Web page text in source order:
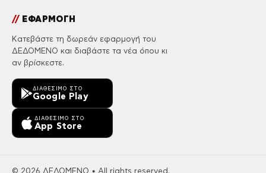
//ΕΦΑΡΜΟΓΗ
Κατεβάστε τη δωρεάν εφαρμογή του
ΔΕΔΟΜΕΝΟ και διαβάστε τα νέα όπου κι
αν βρίσκεστε.
ΔΙΑΘΈΣΙΜΟ ΣΤΟ
Google Play
ΔΙΑΘΈΣΙΜΟ ΣΤΟ
App Store